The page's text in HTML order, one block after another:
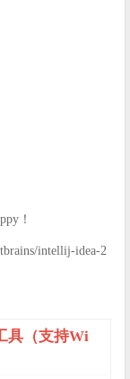
！
intellij-idea-2
具（支持Wi